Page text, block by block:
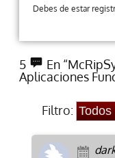
Debes de estar
5
En
Aplicaciones
Filtro: